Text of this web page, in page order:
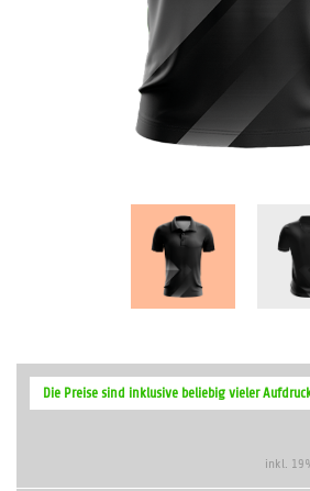
Anfang
der
Die Preise sind inklusive beliebig vieler
inkl.